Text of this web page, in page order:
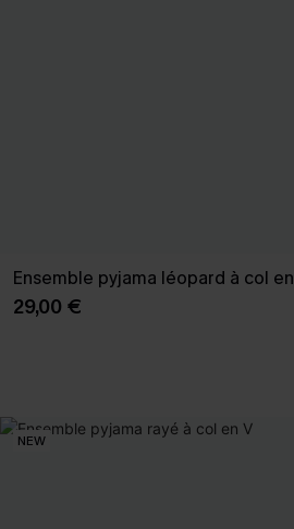
Ensemble pyjama léopard à col
29,00 €
NEW